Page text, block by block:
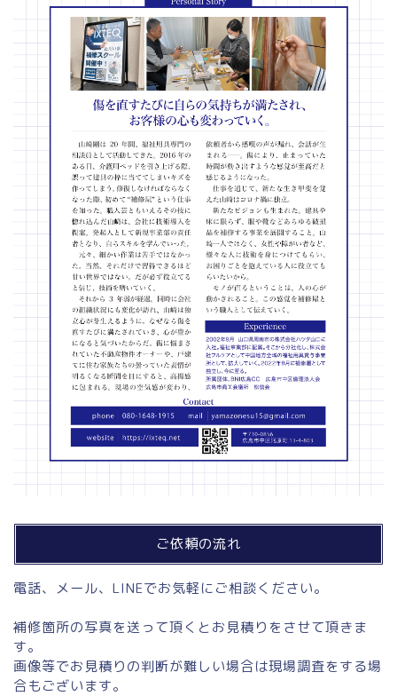
ご依頼の流れ
電話、メール、LINEでお気軽にご相談ください。
補修箇所の写真を送って頂くとお見積りをさせて頂きま
す。
画像等でお見積りの判断が難しい場合は現場調査をする場
合もございます。